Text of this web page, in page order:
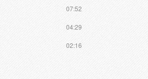
07:52
04:29
02:16